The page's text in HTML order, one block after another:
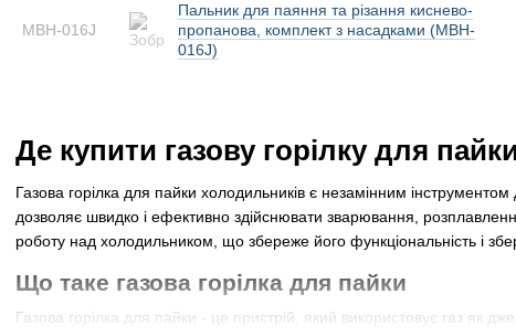
Де купити газову горілку для
Газова горілка для пайки холодильників є незамінним
дозволяє швидко і ефективно здійснювати зварювання,
роботу над холодильником, що збереже його функціональність і
Що таке газова горілка для пайки
Газова горілка для пайки - це пристрій, який використовує газ як
MBH-016J
Пальник для паяння та різання киснево-
пропанова, комплект з насадками (MBH-
016J)